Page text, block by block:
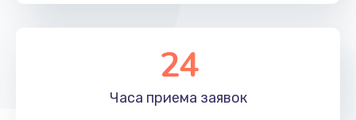
24
Часа приема заявок